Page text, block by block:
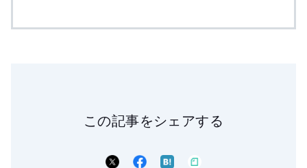
この記事をシェアする